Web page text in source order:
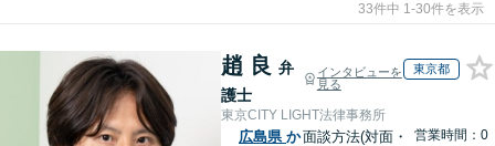
33件中 1-30件を表示
趙 良 弁
護士
インタビューを
見る
東京都
東京CITY LIGHT法律事務所
広島県 か面談方法(対面・
営業時間：0